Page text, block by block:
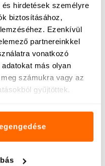
hirdetések személyre
biztosításához,
Ezenkívül
partnereinkkel
vonatkozó
más olyan
számukra vagy az
gyűjtöttek.
esszenciális
a tápanyaghiányos
ezért
étrend-kiegészítők
A Stilla C+D+Zn
és a cink szinergikus